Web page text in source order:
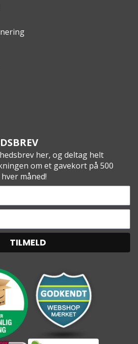
her, og deltag helt
om et gavekort på 500
måned!
TILMELD